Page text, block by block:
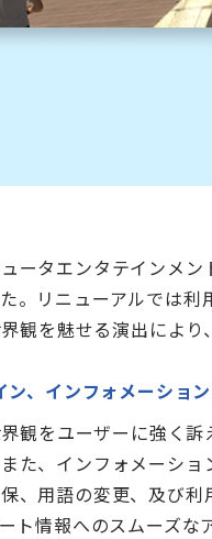
ータエンタテインメ
。リニューアルでは
を魅せる演出により
、インフォメーショ
をユーザーに強く訴
た、インフォメーシ
、用語の変更、及び
ト情報へのスムーズな